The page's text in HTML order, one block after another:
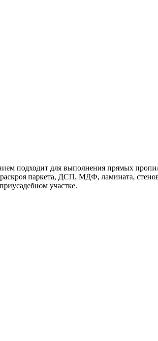
подходит для выполнения прямых
паркета, ДСП, МДФ, ламината,
участке.